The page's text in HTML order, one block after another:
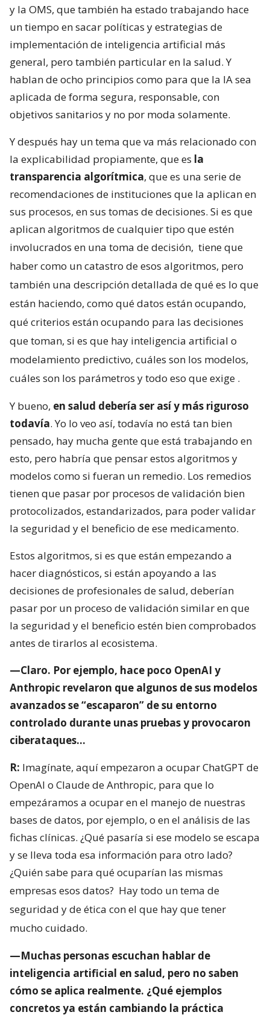
y la OMS, que también ha estado trabajando hace
un tiempo en sacar políticas y estrategias de
implementación de inteligencia artificial más
general, pero también particular en la salud. Y
hablan de ocho principios como para que la IA sea
aplicada de forma segura, responsable, con
objetivos sanitarios y no por moda solamente.
Y después hay un tema que va más relacionado con
la explicabilidad propiamente, que es la
transparencia algorítmica, que es una serie de
recomendaciones de instituciones que la aplican en
sus procesos, en sus tomas de decisiones. Si es que
aplican algoritmos de cualquier tipo que estén
involucrados en una toma de decisión, tiene que
haber como un catastro de esos algoritmos, pero
también una descripción detallada de qué es lo que
están haciendo, como qué datos están ocupando,
qué criterios están ocupando para las decisiones
que toman, si es que hay inteligencia artificial o
modelamiento predictivo, cuáles son los modelos,
cuáles son los parámetros y todo eso que exige .
Y bueno, en salud debería ser así y más riguroso
todavía. Yo lo veo así, todavía no está tan bien
pensado, hay mucha gente que está trabajando en
esto, pero habría que pensar estos algoritmos y
modelos como si fueran un remedio. Los remedios
tienen que pasar por procesos de validación bien
protocolizados, estandarizados, para poder validar
la seguridad y el beneficio de ese medicamento.
Estos algoritmos, si es que están empezando a
hacer diagnósticos, si están apoyando a las
decisiones de profesionales de salud, deberían
pasar por un proceso de validación similar en que
la seguridad y el beneficio estén bien comprobados
antes de tirarlos al ecosistema.
—Claro. Por ejemplo, hace poco OpenAI y
Anthropic revelaron que algunos de sus modelos
avanzados se “escaparon” de su entorno
controlado durante unas pruebas y provocaron
ciberataques…
R: Imagínate, aquí empezaron a ocupar ChatGPT de
OpenAI o Claude de Anthropic, para que lo
empezáramos a ocupar en el manejo de nuestras
bases de datos, por ejemplo, o en el análisis de las
fichas clínicas. ¿Qué pasaría si ese modelo se escapa
y se lleva toda esa información para otro lado?
¿Quién sabe para qué ocuparían las mismas
empresas esos datos? Hay todo un tema de
seguridad y de ética con el que hay que tener
mucho cuidado.
—Muchas personas escuchan hablar de
inteligencia artificial en salud, pero no saben
cómo se aplica realmente. ¿Qué ejemplos
concretos ya están cambiando la práctica